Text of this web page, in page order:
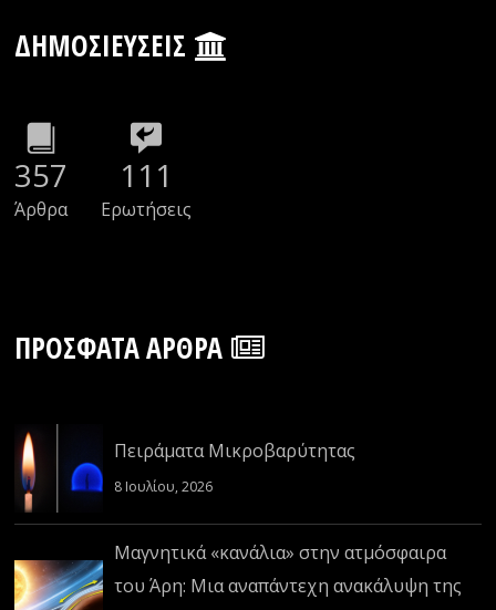
ΔΗΜΟΣΙΕΎΣΕΙΣ
357
Άρθρα
111
Ερωτήσεις
ΠΡΌΣΦΑΤΑ ΆΡΘΡΑ
Πειράματα Μικροβαρύτητας
8 Ιουλίου, 2026
Μαγνητικά «κανάλια» στην ατμόσφαιρα
του Άρη: Μια αναπάντεχη ανακάλυψη της